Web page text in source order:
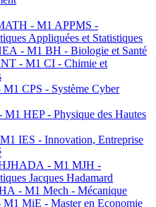
- M1 APPMS -
Appliquées et Statistiques
- M1 BH - Biologie et Santé
- M1 CI - Chimie et
CPS - Système Cyber
HEP - Physique des Hautes
IES - Innovation, Entreprise
- M1 MJH -
Jacques Hadamard
- M1 Mech - Mécanique
MiE - Master en Economie